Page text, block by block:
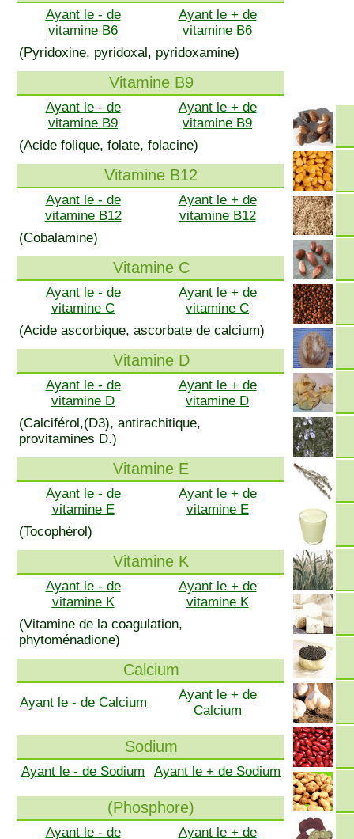
Ayant le - de
vitamine B6
Ayant le + de
vitamine B6
(Pyridoxine, pyridoxal, pyridoxamine)
Vitamine B9
Ayant le - de
vitamine B9
Ayant le + de
vitamine B9
(Acide folique, folate, folacine)
Vitamine B12
Ayant le - de
vitamine B12
Ayant le + de
vitamine B12
(Cobalamine)
Vitamine C
Ayant le - de
vitamine C
Ayant le + de
vitamine C
(Acide ascorbique, ascorbate de calcium)
Vitamine D
Ayant le - de
vitamine D
Ayant le + de
vitamine D
(Calciférol,(D3), antirachitique,
provitamines D.)
Vitamine E
Ayant le - de
vitamine E
Ayant le + de
vitamine E
(Tocophérol)
Vitamine K
Ayant le - de
vitamine K
Ayant le + de
vitamine K
(Vitamine de la coagulation,
phytoménadione)
Calcium
Ayant le - de Calcium
Ayant le + de
Calcium
Sodium
Ayant le - de Sodium Ayant le + de Sodium
(Phosphore)
Ayant le - de Ayant le + de